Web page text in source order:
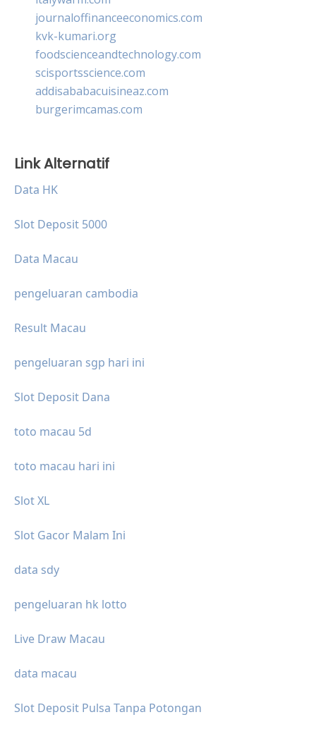
journaloffinanceeconomics.com
kvk-kumari.org
foodscienceandtechnology.com
scisportsscience.com
addisababacuisineaz.com
burgerimcamas.com
Link Alternatif
Data HK
Slot Deposit 5000
Data Macau
pengeluaran cambodia
Result Macau
pengeluaran sgp hari ini
Slot Deposit Dana
toto macau 5d
toto macau hari ini
Slot XL
Slot Gacor Malam Ini
data sdy
pengeluaran hk lotto
Live Draw Macau
data macau
Slot Deposit Pulsa Tanpa Potongan